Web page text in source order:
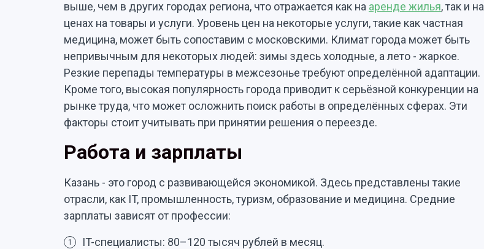
выше, чем в других городах региона, что отражается как на аренде жилья, так и на
ценах на товары и услуги. Уровень цен на некоторые услуги, такие как частная
медицина, может быть сопоставим с московскими. Климат города может быть
непривычным для некоторых людей: зимы здесь холодные, а лето - жаркое.
Резкие перепады температуры в межсезонье требуют определённой адаптации.
Кроме того, высокая популярность города приводит к серьёзной конкуренции на
рынке труда, что может осложнить поиск работы в определённых сферах. Эти
факторы стоит учитывать при принятии решения о переезде.
Работа и зарплаты
Казань - это город с развивающейся экономикой. Здесь представлены такие
отрасли, как IT, промышленность, туризм, образование и медицина. Средние
зарплаты зависят от профессии:
1 IT-специалисты: 80–120 тысяч рублей в месяц.